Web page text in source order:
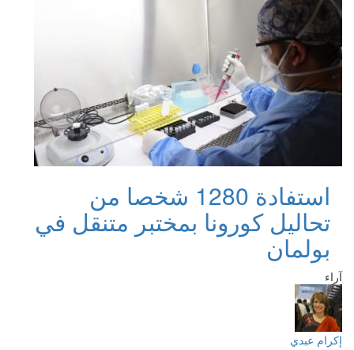
استفادة 1280 شخصا من
تحاليل كورونا بمختبر متنقل في
بولمان
آراء
إكرام عبدي